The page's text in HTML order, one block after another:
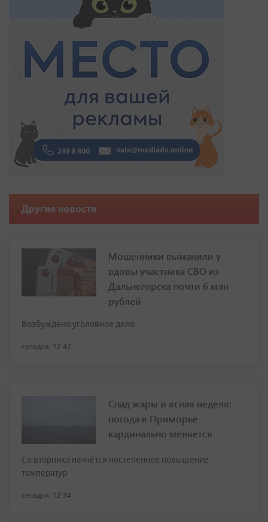
Другие новости
Мошенники выманили у
вдовы участника СВО из
Дальнегорска почти 6 млн
рублей
Возбуждено уголовное дело
сегодня, 12:47
Спад жары и ясная неделя:
погода в Приморье
кардинально меняется
Со вторника начнётся постепенное повышение
температур
сегодня, 12:34